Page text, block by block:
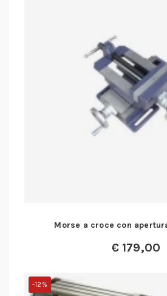
Morse a croce con
€179,00
-12%